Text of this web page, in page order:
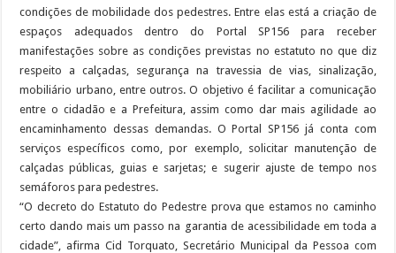
condições de mobilidade dos pedestres. Entre elas está a criação de
espaços adequados dentro do Portal SP156 para receber
manifestações sobre as condições previstas no estatuto no que diz
respeito a calçadas, segurança na travessia de vias, sinalização,
mobiliário urbano, entre outros. O objetivo é facilitar a comunicação
entre o cidadão e a Prefeitura, assim como dar mais agilidade ao
encaminhamento dessas demandas. O Portal SP156 já conta com
serviços específicos como, por exemplo, solicitar manutenção de
calçadas públicas, guias e sarjetas; e sugerir ajuste de tempo nos
semáforos para pedestres.
“O decreto do Estatuto do Pedestre prova que estamos no caminho
certo dando mais um passo na garantia de acessibilidade em toda a
cidade”, afirma Cid Torquato, Secretário Municipal da Pessoa com